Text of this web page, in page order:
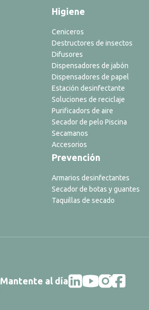
Higiene
Ceniceros
Destructores de insectos
Difusores
Dispensadores de jabón
Dispensadores de papel
Estación desinfectante
Soluciones de reciclaje
Purificadors de aire
Secador de pelo Piscina
Secamanos
Accesorios
Prevención
Armarios desinfectantes
Secador de botas y guantes
Taquillas de secado
Mantente al día